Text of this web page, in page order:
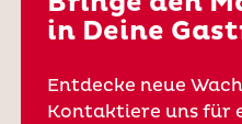
in Deine
Entdecke neue
Kontaktiere uns für